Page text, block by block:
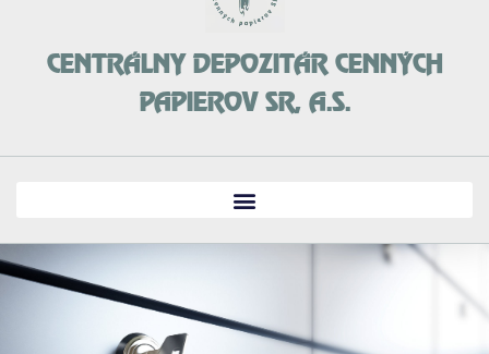
CENTRÁLNY DEPOZITÁR CENNÝCH
PAPIEROV SR, A.S.